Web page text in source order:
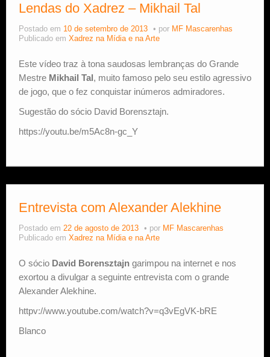
Lendas do Xadrez – Mikhail Tal
Postado em 10 de setembro de 2013 por MF Mascarenhas
Publicado em Xadrez na Mídia e na Arte
Este vídeo traz à tona saudosas lembranças do Grande
Mestre Mikhail Tal, muito famoso pelo seu estilo agressivo
de jogo, que o fez conquistar inúmeros admiradores.
Sugestão do sócio David Borensztajn.
https://youtu.be/m5Ac8n-gc_Y
Entrevista com Alexander Alekhine
Postado em 22 de agosto de 2013 por MF Mascarenhas
Publicado em Xadrez na Mídia e na Arte
O sócio David Borensztajn garimpou na internet e nos
exortou a divulgar a seguinte entrevista com o grande
Alexander Alekhine.
httpv://www.youtube.com/watch?v=q3vEgVK-bRE
Blanco